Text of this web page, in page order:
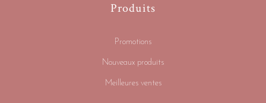
Produits
Promotions
Nouveaux produits
Meilleures ventes